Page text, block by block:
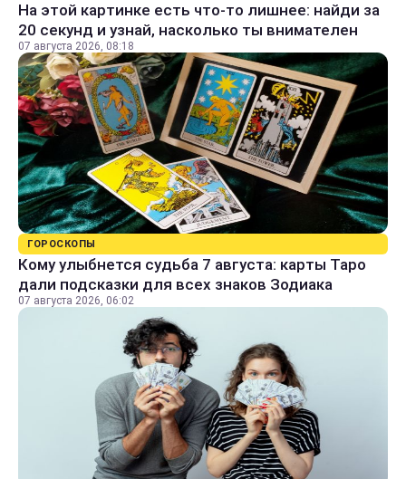
На этой картинке есть что-то лишнее: найди за
20 секунд и узнай, насколько ты внимателен
07 августа 2026, 08:18
ГОРОСКОПЫ
Кому улыбнется судьба 7 августа: карты Таро
дали подсказки для всех знаков Зодиака
07 августа 2026, 06:02